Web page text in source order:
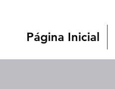
Página Inicial